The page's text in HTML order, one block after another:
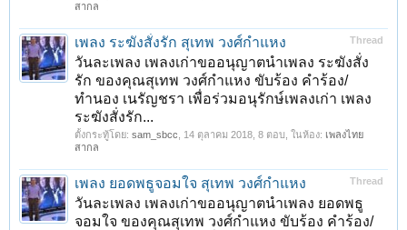
สากล
Thread
เพลง ระฆังสั่งรัก สุเทพ วงศ์กำแหง
วันละเพลง เพลงเก่าขออนุญาตนำเพลง ระฆังสั่ง
รัก ของคุณสุเทพ วงศ์กำแหง ขับร้อง คำร้อง/
ทำนอง เนรัญชรา เพื่อร่วมอนุรักษ์เพลงเก่า เพลง
ระฆังสั่งรัก...
ตั้งกระทู้โดย: sam_sbcc 14 ตุลาคม 2018 , 8 ตอบ, ในห้อง: เพลงไทย
สากล
Thread
เพลง ยอดพธูจอมใจ สุเทพ วงศ์กำแหง
วันละเพลง เพลงเก่าขออนุญาตนำเพลง ยอดพธู
จอมใจ ของคุณสุเทพ วงศ์กำแหง ขับร้อง คำร้อง/